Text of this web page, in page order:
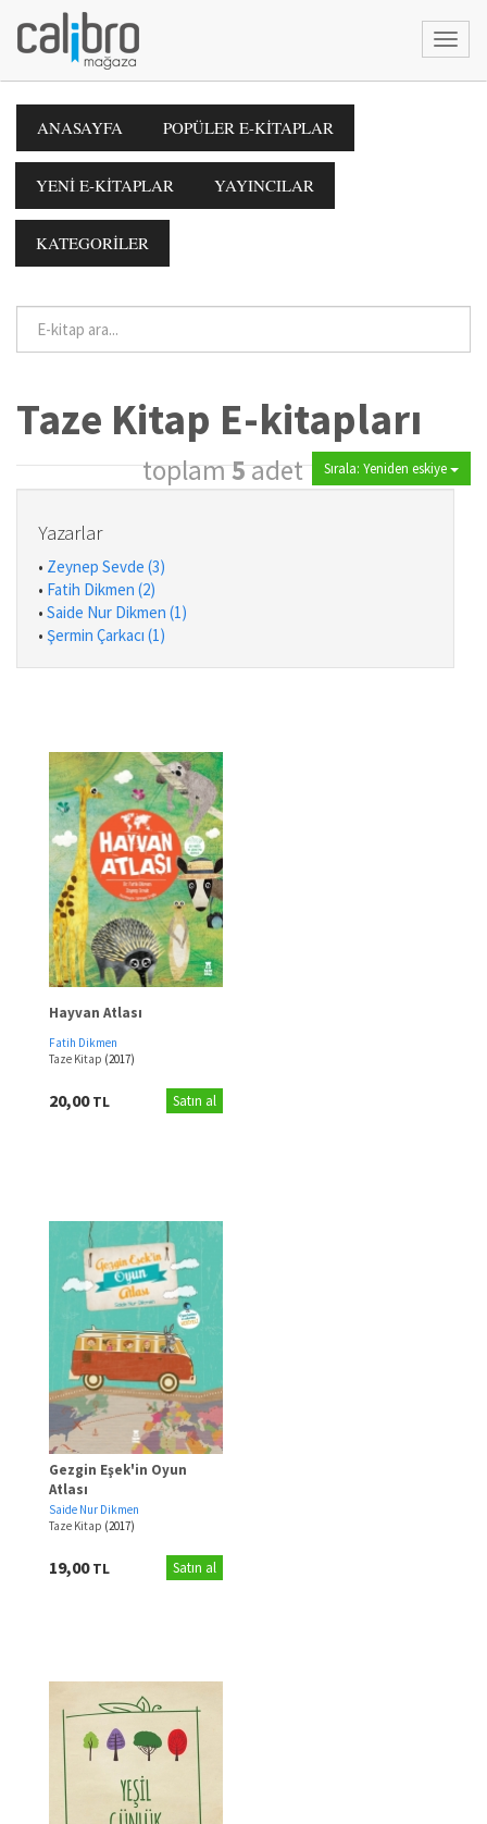
ANASAYFA POPÜLER E-KİTAPLAR
YENİ E-KİTAPLAR YAYINCILAR
KATEGORİLER
Taze Kitap E-kitapları
toplam5adet Sırala: Yeniden eskiye
Yazarlar
• Zeynep Sevde (3)
• Fatih Dikmen (2)
• Saide Nur Dikmen (1)
• Şermin Çarkacı (1)
Hayvan Atlası
Fatih Dikmen
Taze Kitap (2017)
20,00TL Satın al
Gezgin Eşek'in Oyun
Atlası
Saide Nur Dikmen
Taze Kitap (2017)
19,00TL Satın al